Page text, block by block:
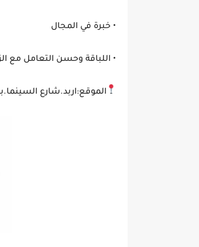
• خبرة في المجال
• اللباقة وحسن التعامل مع
الموقع:اربد.شارع